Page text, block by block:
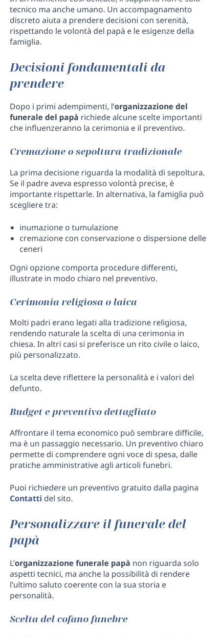
tecnico ma anche umano. Un accompagnamento
discreto aiuta a prendere decisioni con serenità,
rispettando le volontà del papà e le esigenze della
famiglia.
Decisioni fondamentali da
prendere
Dopo i primi adempimenti, l’organizzazione del
funerale del papà richiede alcune scelte importanti
che influenzeranno la cerimonia e il preventivo.
Cremazione o sepoltura tradizionale
La prima decisione riguarda la modalità di sepoltura.
Se il padre aveva espresso volontà precise, è
importante rispettarle. In alternativa, la famiglia può
scegliere tra:
inumazione o tumulazione
cremazione con conservazione o dispersione delle
ceneri
Ogni opzione comporta procedure differenti,
illustrate in modo chiaro nel preventivo.
Cerimonia religiosa o laica
Molti padri erano legati alla tradizione religiosa,
rendendo naturale la scelta di una cerimonia in
chiesa. In altri casi si preferisce un rito civile o laico,
più personalizzato.
La scelta deve riflettere la personalità e i valori del
defunto.
Budget e preventivo dettagliato
Affrontare il tema economico può sembrare difficile,
ma è un passaggio necessario. Un preventivo chiaro
permette di comprendere ogni voce di spesa, dalle
pratiche amministrative agli articoli funebri.
Puoi richiedere un preventivo gratuito dalla pagina
Contatti del sito.
Personalizzare il funerale del
papà
L’organizzazione funerale papà non riguarda solo
aspetti tecnici, ma anche la possibilità di rendere
l’ultimo saluto coerente con la sua storia e
personalità.
Scelta del cofano funebre